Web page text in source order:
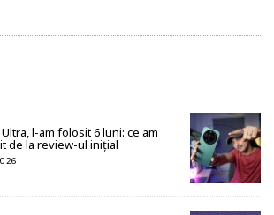
l-am folosit 6 luni: ce am
de la review-ul inițial